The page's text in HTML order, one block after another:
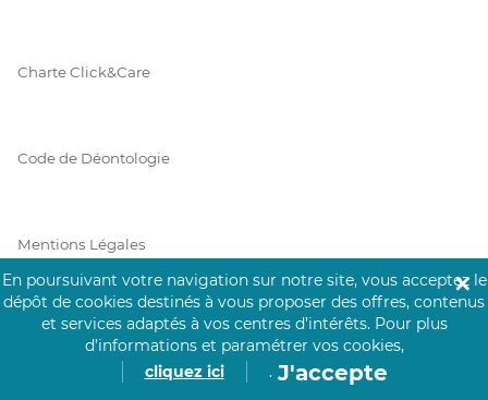
Charte Click&Care
Code de Déontologie
Mentions Légales
Prérequis Click&Care
En poursuivant votre navigation sur notre site, vous acceptez le
dépôt de cookies destinés à vous proposer des offres, contenus
et services adaptés à vos centres d’intérêts. Pour plus
d’informations et paramétrer vos cookies,
cliquez ici
. J'accepte
✕